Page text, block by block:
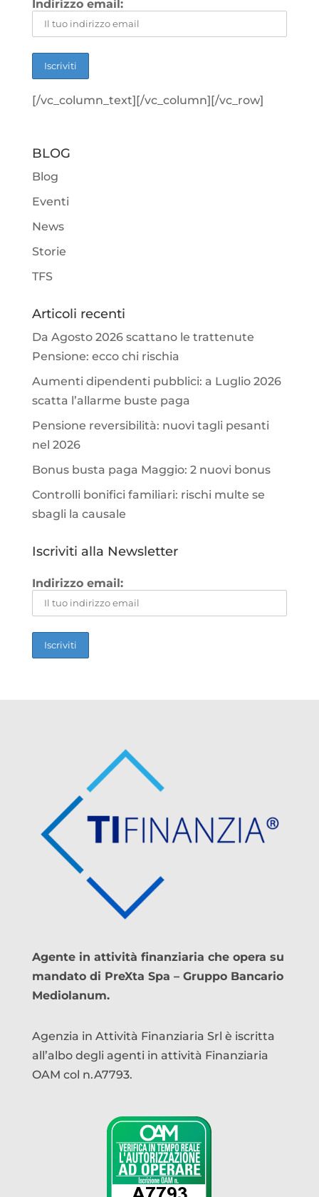
Indirizzo email:
[/vc_column_text][/vc_column][/vc_row]
BLOG
Blog
Eventi
News
Storie
TFS
Articoli recenti
Da Agosto 2026 scattano le trattenute
Pensione: ecco chi rischia
Aumenti dipendenti pubblici: a Luglio 2026
scatta l’allarme buste paga
Pensione reversibilità: nuovi tagli pesanti
nel 2026
Bonus busta paga Maggio: 2 nuovi bonus
Controlli bonifici familiari: rischi multe se
sbagli la causale
Iscriviti alla Newsletter
Indirizzo email:
Agente in attività finanziaria che opera su
mandato di PreXta Spa – Gruppo Bancario
Mediolanum.
Agenzia in Attività Finanziaria Srl è iscritta
all’albo degli agenti in attività Finanziaria
OAM col n.A7793.